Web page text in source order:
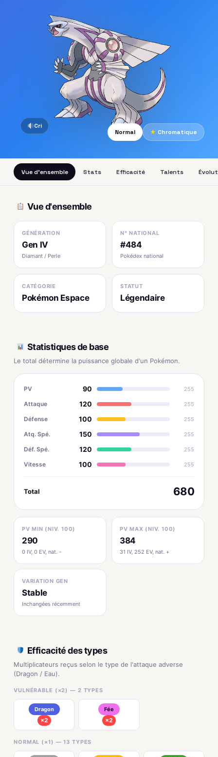
Cri
Normal
★ Chromatique
Vue d'ensemble Stats Efficacité Talents
Vue d'ensemble
GÉNÉRATION
Gen IV
Diamant / Perle
N° NATIONAL
#484
Pokédex national
CATÉGORIE
Pokémon Espace
STATUT
Légendaire
Statistiques de base
Le total détermine la puissance globale d'un Pokémon.
PV 90 255
Attaque 120 255
Défense 100 255
Atq. Spé. 150 255
Déf. Spé. 120 255
Vitesse 100 255
Total 680
PV MIN (NIV. 100)
290
0 IV, 0 EV, nat. -
PV MAX (NIV. 100)
384
31 IV, 252 EV, nat. +
VARIATION GEN
Stable
Inchangées récemment
Efficacité des types
Multiplicateurs reçus selon le type de l'attaque adverse
(Dragon / Eau).
VULNÉRABLE (×2) — 2 TYPES
Dragon
×2
Fée
×2
NORMAL (×1) — 13 TYPES